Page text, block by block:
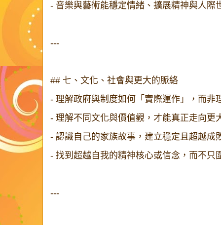
- 音樂與藝術能穩定情緒、擴展精神與人
---
## 七、文化、社會與更大的脈絡
- 理解政府與制度如何「實際運作」，而
- 理解不同文化與價值觀，才能真正走向
- 認識自己的家族故事，建立穩定且超越
- 找到超越自我的精神核心或信念，而不
---